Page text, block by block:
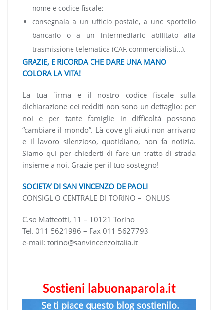
nome e codice fiscale;
consegnala a un ufficio postale, a uno sportello
bancario o a un intermediario abilitato alla
trasmissione telematica (CAF, commercialisti…).
GRAZIE, E RICORDA CHE DARE UNA MANO
COLORA LA VITA!
La tua firma e il nostro codice fiscale sulla
dichiarazione dei redditi non sono un dettaglio: per
noi e per tante famiglie in difficoltà possono
“cambiare il mondo”. Là dove gli aiuti non arrivano
e il lavoro silenzioso, quotidiano, non fa notizia.
Siamo qui per chiederti di fare un tratto di strada
insieme a noi. Grazie per il tuo sostegno!
SOCIETA’ DI SAN VINCENZO DE PAOLI
CONSIGLIO CENTRALE DI TORINO – ONLUS
C.so Matteotti, 11 – 10121 Torino
Tel. 011 5621986 – Fax 011 5627793
e-mail: torino@sanvincenzoitalia.it
Sostieni labuonaparola.it
Se ti piace questo blog sostienilo.